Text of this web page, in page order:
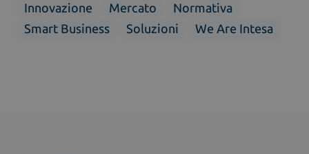
Innovazione Mercato
Normativa
Smart Business
Soluzioni We Are Intesa